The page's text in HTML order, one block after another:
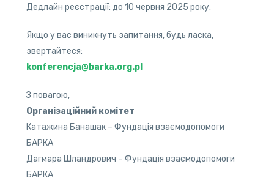
Дедлайн реєстрації: до 10 червня 2025 року.
Якщо у вас виникнуть запитання, будь ласка,
звертайтеся:
konferencja@barka.org.pl
З повагою,
Організаційний комітет
Катажина Банашак – Фундація взаємодопомоги
БАРКА
Дагмара Шландрович – Фундація взаємодопомоги
БАРКА